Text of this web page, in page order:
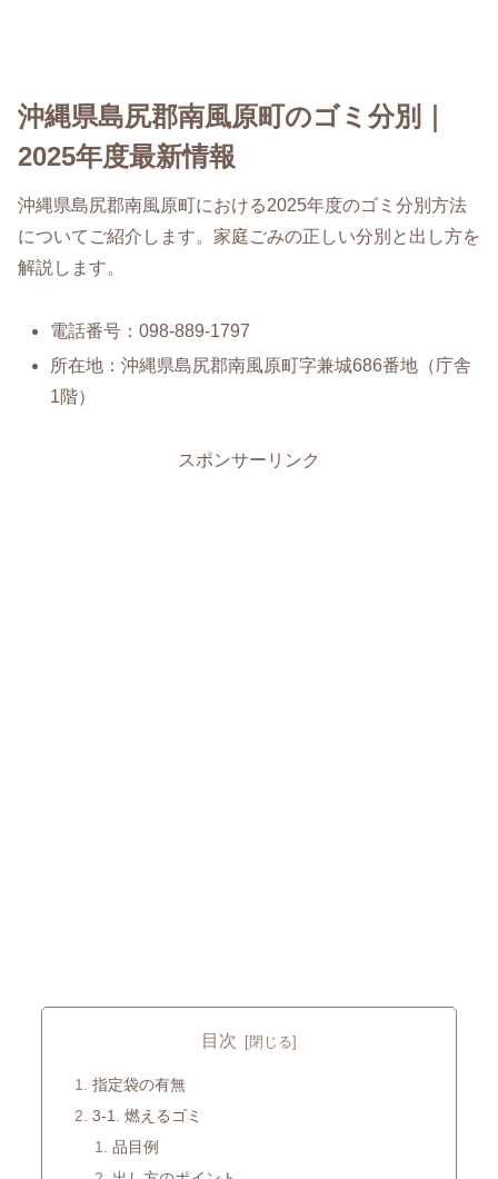
沖縄県島尻郡南風原町のゴミ分別｜
2025年度最新情報
沖縄県島尻郡南風原町における2025年度のゴミ分別方法
についてご紹介します。家庭ごみの正しい分別と出し方を
解説します。
電話番号：098-889-1797
所在地：沖縄県島尻郡南風原町字兼城686番地（庁舎
1階）
スポンサーリンク
目次
指定袋の有無
3-1. 燃えるゴミ
品目例